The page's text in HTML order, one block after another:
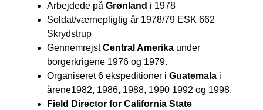
Arbejdede på Grønland i 1978
Soldat/værnepligtig år 1978/79 ESK 662
Skrydstrup
GennemrejstCentral Amerika under
borgerkrigene 1976 og 1979.
Organiseret 6 ekspeditioner i Guatemala i
årene1982, 1986, 1988, 1990 1992 og 1998.
Field Director for California State